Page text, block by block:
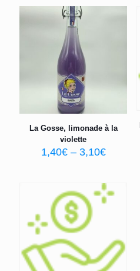
La Gosse, limonade à la
violette
1,40€– 3,10€